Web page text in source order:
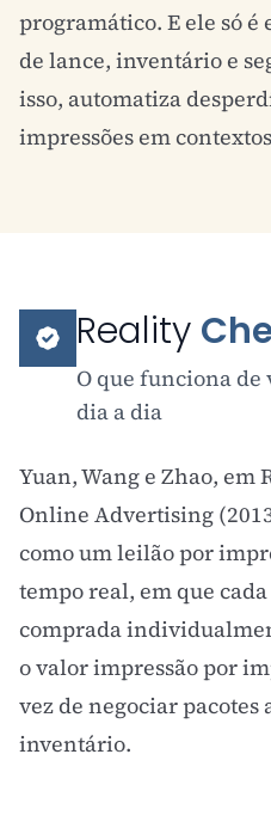
programático. E ele só
de lance, inventário e
isso, automatiza
impressões em
Reality
O que funciona
dia a dia
Yuan, Wang e Zhao,
Online Advertising
como um leilão por
tempo real, em que
comprada
o valor impressão por
vez de negociar pacotes
inventário.